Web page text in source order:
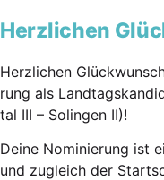
Herz­li­chen
Herz­li­chen
rung als
tal III – Solin­gen II)!
Dei­ne Nomi­nie­rung ist
und zugleich der